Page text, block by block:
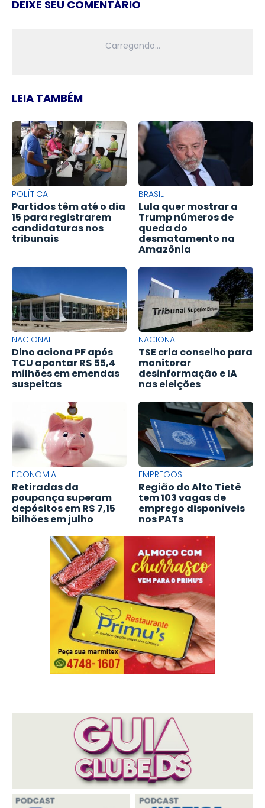
DEIXE SEU COMENTÁRIO
LEIA TAMBÉM
POLÍTICA
Partidos têm até o dia
15 para registrarem
candidaturas nos
tribunais
BRASIL
Lula quer mostrar a
Trump números de
queda do
desmatamento na
Amazônia
NACIONAL
Dino aciona PF após
TCU apontar R$ 55,4
milhões em emendas
suspeitas
NACIONAL
TSE cria conselho para
monitorar
desinformação e IA
nas eleições
ECONOMIA
Retiradas da
poupança superam
depósitos em R$ 7,15
bilhões em julho
EMPREGOS
Região do Alto Tietê
tem 103 vagas de
emprego disponíveis
nos PATs